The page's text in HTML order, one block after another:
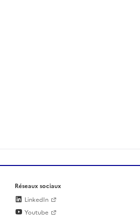
Réseaux sociaux
LinkedIn
Youtube